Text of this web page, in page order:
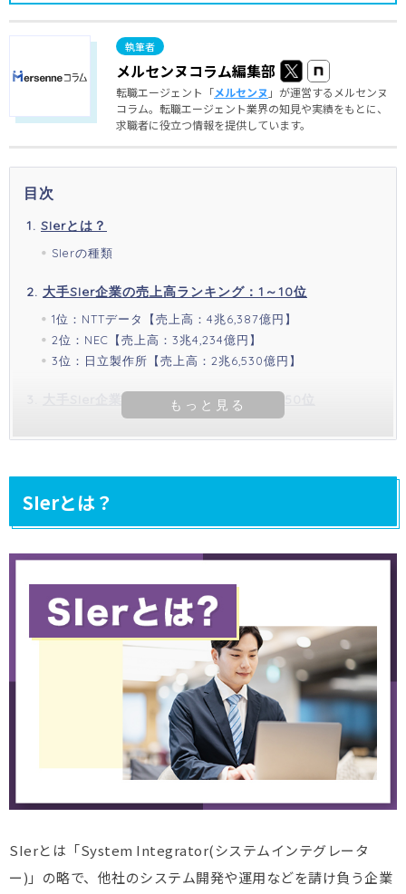
メルセンヌコラム編集部
転職エージェント「メルセンヌ 」が運営するメルセンヌ
コラム。転職エージェント業界の知見や実績をもとに、
求職者に役立つ情報を提供しています。
目次
SIerとは？
SIerの種類
大手SIer企業の売上高ランキング：1～10位
1位：NTTデータ【売上高：4兆6,387億円】
2位：NEC【売上高：3兆4,234億円】
3位：日立製作所【売上高：2兆6,530億円】
大手SIer企業の売上高ランキング：11～50位
SIerとは？
SIerとは「System Integrator(システムインテグレータ
ー)」の略で、他社のシステム開発や運用などを請け負う企業